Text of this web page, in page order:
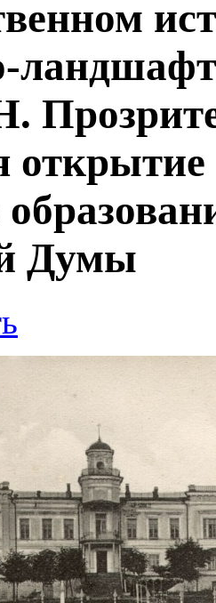
Думы